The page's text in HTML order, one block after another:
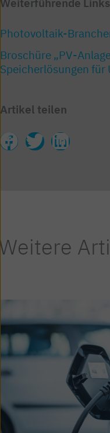
Photovoltaik-
Broschüre „PV-
Speicherlösungen für
Artikel teilen